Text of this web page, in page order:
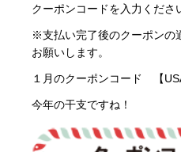
クーポンコードを入力くださ
※支払い完了後のクーポンの
お願いします。
１月のクーポンコード 【
今年の干支ですね！